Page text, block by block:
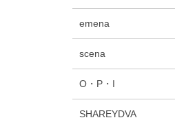
emena
scena
O・P・I
SHAREYDVA